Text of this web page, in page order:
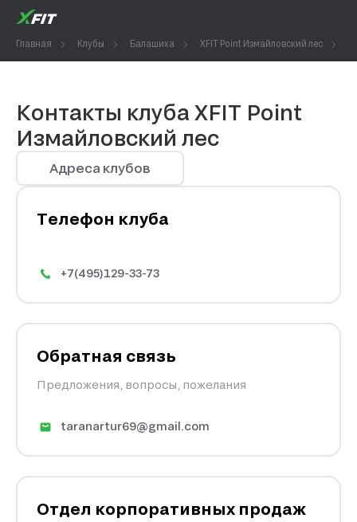
Главная Клубы Балашиха XFIT Point Измайловский лес
Контакты клуба XFIT Point
Измайловский лес
Адреса клубов
Телефон клуба
+7(495)129-33-73
Обратная связь
Предложения, вопросы, пожелания
taranartur69@gmail.com
Отдел корпоративных продаж